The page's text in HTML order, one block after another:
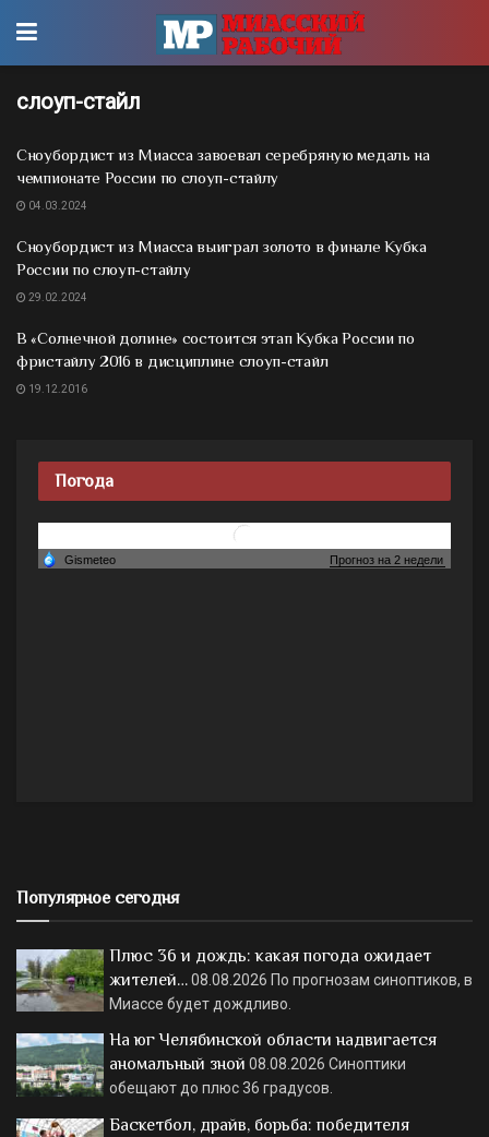
слоуп-стайл
Сноубордист из Миасса завоевал серебряную медаль на
чемпионате России по слоуп-стайлу
04.03.2024
Сноубордист из Миасса выиграл золото в финале Кубка
России по слоуп-стайлу
29.02.2024
В «Солнечной долине» состоится этап Кубка России по
фристайлу 2016 в дисциплине слоуп-стайл
19.12.2016
Погода
Популярное сегодня
Плюс 36 и дождь: какая погода ожидает
жителей…08.08.2026 По прогнозам синоптиков, в
Миассе будет дождливо.
На юг Челябинской области надвигается
аномальный зной 08.08.2026 Синоптики
обещают до плюс 36 градусов.
Баскетбол, драйв, борьба: победителя